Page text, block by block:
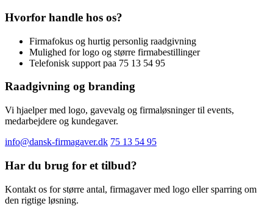
Hvorfor handle hos os?
Firmafokus og hurtig personlig raadgivning
Mulighed for logo og større firmabestillinger
Telefonisk support paa 75 13 54 95
Raadgivning og branding
Vi hjaelper med logo, gavevalg og firmaløsninger til events,
medarbejdere og kundegaver.
info@dansk-firmagaver.dk 75 13 54 95
Har du brug for et tilbud?
Kontakt os for større antal, firmagaver med logo eller sparring om
den rigtige løsning.